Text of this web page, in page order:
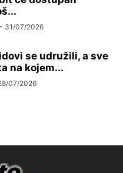
- 31/07/2026
se udružili, a sve
na kojem...
07/2026